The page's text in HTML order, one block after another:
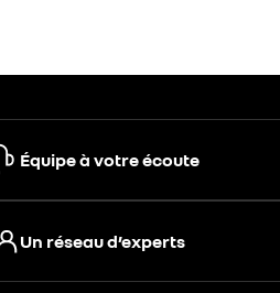
Équipe à votre écoute
Un réseau d’experts